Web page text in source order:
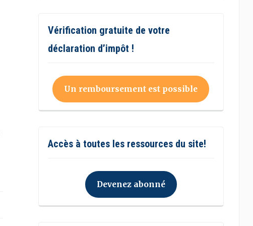
Vérification gratuite de votre
déclaration d’impôt !
Un remboursement est possible
Accès à toutes les ressources du site!
Devenez abonné